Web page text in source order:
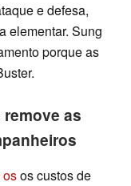
e defesa,
elementar. Sung
porque as
as
osos custos de